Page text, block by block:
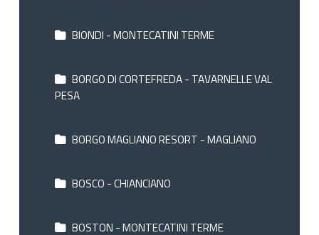
BIONDI - MONTECATINI TERME
BORGO DI CORTEFREDA - TAVARNELLE VAL
PESA
BORGO MAGLIANO RESORT - MAGLIANO
BOSCO - CHIANCIANO
BOSTON - MONTECATINI TERME